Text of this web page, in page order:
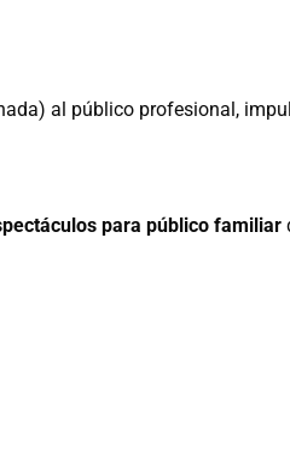
al público profesional,
para público familiar